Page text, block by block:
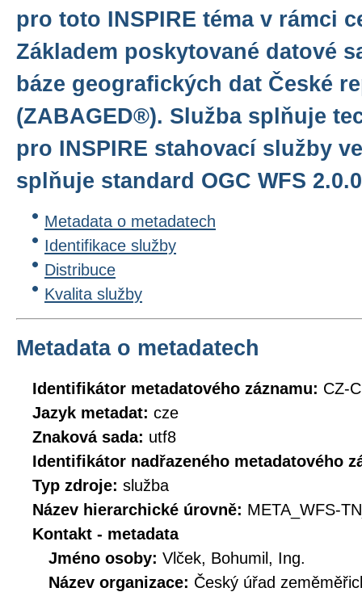
pro toto INSPIRE téma v rámci
Základem poskytované datové
báze geografických dat České
(ZABAGED®). Služba splňuje
pro INSPIRE stahovací služby
splňuje standard OGC WFS
Metadata o metadatech
Identifikace služby
Distribuce
Kvalita služby
Metadata o metadatech
Identifikátor metadatového záznamu: CZ-
Jazyk metadat: cze
Znaková sada: utf8
Identifikátor nadřazeného metadatového
Typ zdroje: služba
Název hierarchické úrovně: META_WFS-
Kontakt - metadata
Jméno osoby: Vlček, Bohumil, Ing.
Název organizace: Český úřad